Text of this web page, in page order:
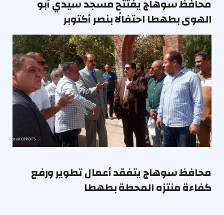
محافظ سوهاج يفتتح مسجد سيدي أبو
الهوى بطهطا احتفالًا بنصر أكتوبر
محافظ سوهاج يتفقد أعمال تطوير ورفع
كفاءة منتزه المحطة بطهطا